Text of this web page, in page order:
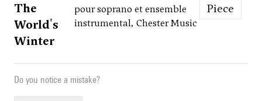
The
World's
Winter
pour soprano et ensemble
instrumental, Chester Music
Piece
Do you notice a mistake?